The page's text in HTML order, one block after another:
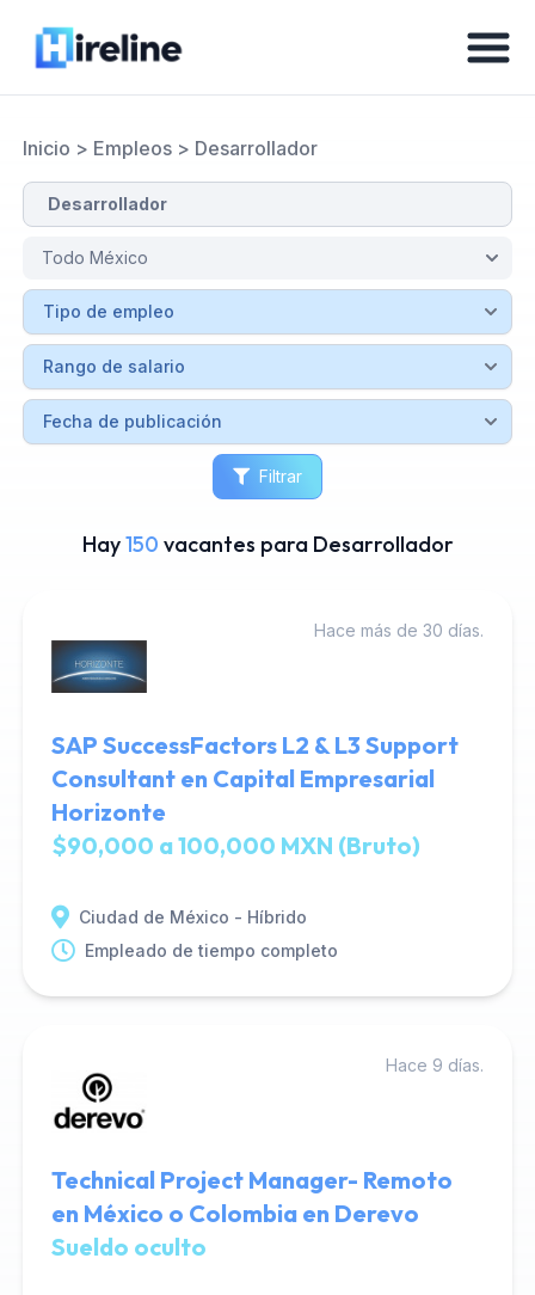
Inicio > Empleos> Desarrollador
Filtrar
Hay150 vacantes para Desarrollador
Hace más de 30 días.
SAP SuccessFactors L2 & L3 Support
Consultant en Capital Empresarial
Horizonte
$90,000 a 100,000 MXN (Bruto)
Ciudad de México - Híbrido
Empleado de tiempo completo
Hace 9 días.
Technical Project Manager- Remoto
en México o Colombia en Derevo
Sueldo oculto